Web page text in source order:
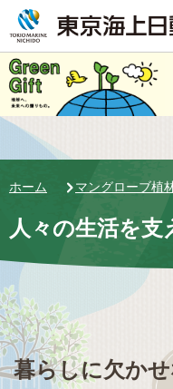
ホーム マングローブ植
人々の生活を
暮らしに欠か